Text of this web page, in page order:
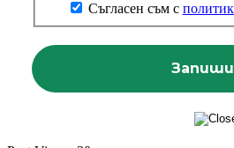
Съгласен съм с